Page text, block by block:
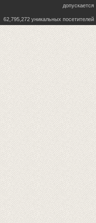
допускается
62,795,272 уникальных посетителей